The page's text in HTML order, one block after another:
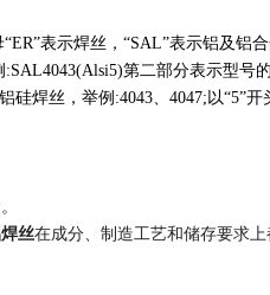
表示焊丝，“SAL”表示铝及铝
第二部分表示型号
硅焊丝，举例:4043、4047;以“5”
丝在成分、制造工艺和储存要求